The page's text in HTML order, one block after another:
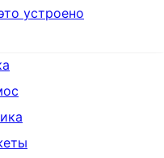
устроено